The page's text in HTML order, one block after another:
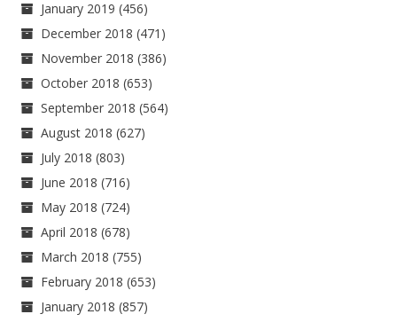
January 2019 (456)
December 2018 (471)
November 2018 (386)
October 2018 (653)
September 2018 (564)
August 2018 (627)
July 2018 (803)
June 2018 (716)
May 2018 (724)
April 2018 (678)
March 2018 (755)
February 2018 (653)
January 2018 (857)